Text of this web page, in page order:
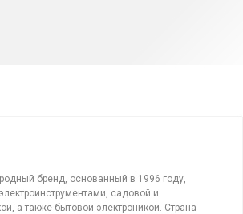
бренд, основанный в 1996 году,
садовой и
а также бытовой электроникой. Страна